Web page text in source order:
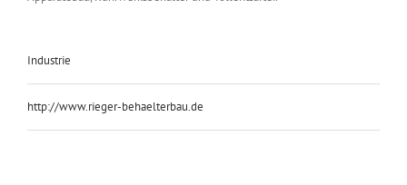
Industrie
http://www.rieger-behaelterbau.de